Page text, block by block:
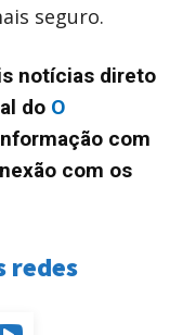
seguro.
notícias direto
do O
com
com os
redes